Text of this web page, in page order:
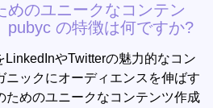
めのユニークなコンテン
pubyc の特徴は何ですか?
LinkedInやTwitterの魅力的なコン
ニックにオーディエンスを伸ばす
ためのユニークなコンテンツ作成